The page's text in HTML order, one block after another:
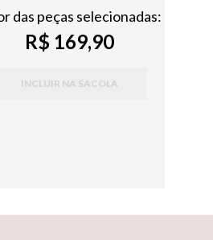
das peças selecionadas:
R$ 169,90
INCLUIR NA SACOLA